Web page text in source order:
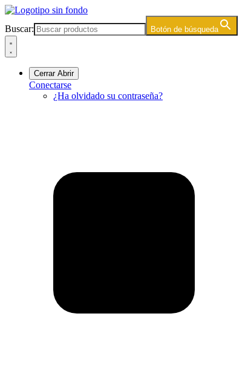
Ir
contenido
Buscar: Botón de búsqueda
Cerrar Abrir
Conectarse
¿Ha olvidado su contraseña?